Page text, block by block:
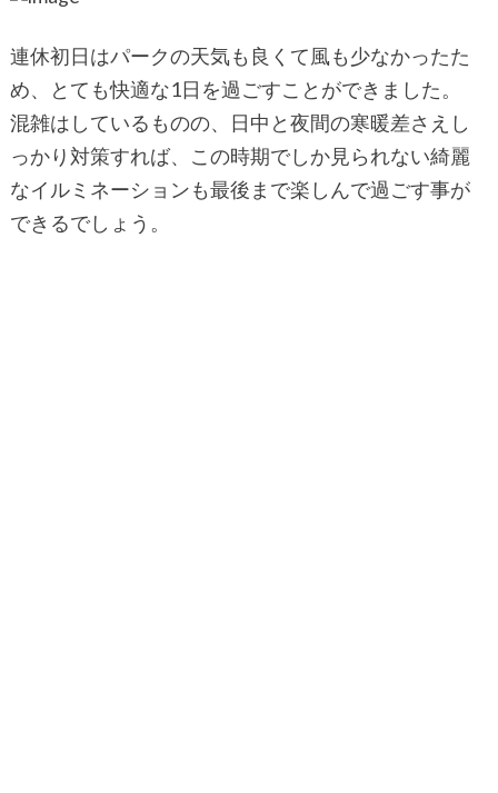
連休初日はパークの天気も良くて風も少なかったた
め、とても快適な1日を過ごすことができました。
混雑はしているものの、日中と夜間の寒暖差さえし
っかり対策すれば、この時期でしか見られない綺麗
なイルミネーションも最後まで楽しんで過ごす事が
できるでしょう。